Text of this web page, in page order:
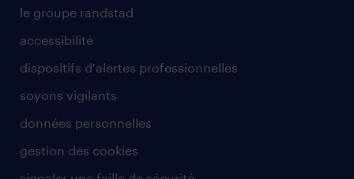
le groupe randstad
accessibilité
dispositifs d'alertes professionnelles
soyons vigilants
données personnelles
gestion des cookies